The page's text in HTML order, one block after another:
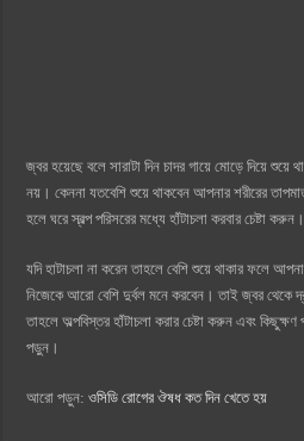
জ্বর হয়েছে বলে সারাটা দিন চাদর গায়ে মোড়ে দিয়ে
নয়। কেননা যতবেশি শুয়ে থাকবেন আপনার শরীরের
হলে ঘরে স্বল্প পরিসরের মধ্যে হাঁটাচলা করবার চেষ্টা করুন।
যদি হাটাচলা না করেন তাহলে বেশি শুয়ে থাকার ফলে
নিজেকে আরো বেশি দুর্বল মনে করবেন। তাই জ্বর
তাহলে অল্পবিস্তর হাঁটাচলা করার চেষ্টা করুন এবং কিছুক্ষণ
পড়ুন।
আরো পড়ুন:ওসিডি রোগের ঔষধ কত দিন খেতে হয়